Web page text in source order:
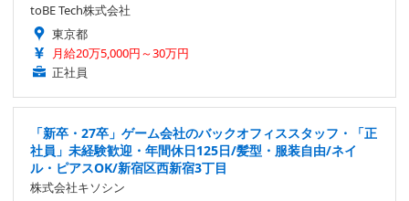
toBE Tech株式会社
東京都
月給20万5,000円～30万円
正社員
「新卒・27卒」ゲーム会社のバックオフィススタッフ・「正
社員」未経験歓迎・年間休日125日/髪型・服装自由/ネイ
ル・ピアスOK/新宿区西新宿3丁目
株式会社キソシン